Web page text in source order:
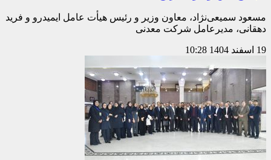
مسعود سمیعی‌نژاد، معاون وزیر و رئیس هیأت عامل ایمیدرو و فرید
دهقانی، مدیرعامل شرکت معدنی
19 اسفند 1404 10:28